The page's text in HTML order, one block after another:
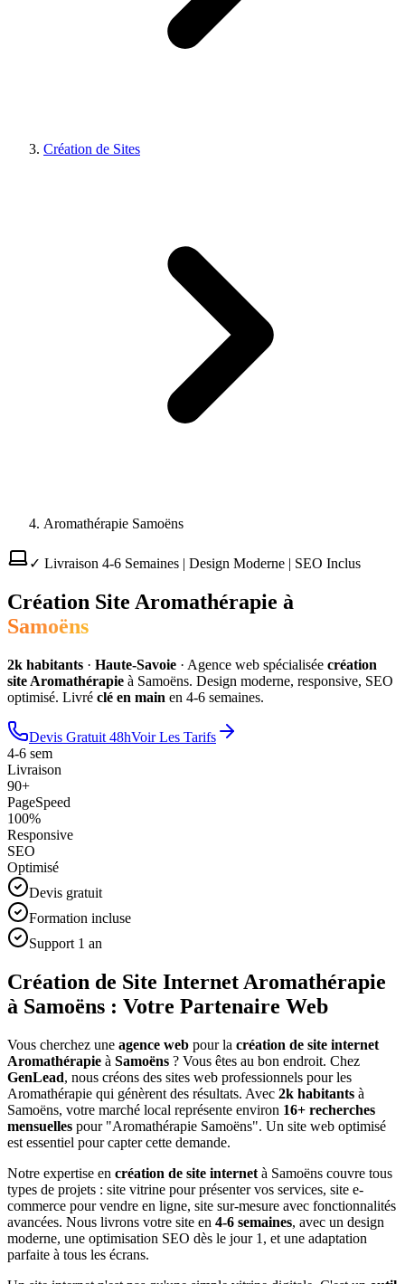
Création de Sites
Aromathérapie Samoëns
✓ Livraison 4-6 Semaines | Design Moderne | SEO Inclus
Création Site Aromathérapie à
Samoëns
2k habitants · Haute-Savoie · Agence web spécialisée création
site Aromathérapie à Samoëns. Design moderne, responsive, SEO
optimisé. Livré clé en main en 4-6 semaines.
Devis Gratuit 48hVoir Les Tarifs
4-6 sem
Livraison
90+
PageSpeed
100%
Responsive
SEO
Optimisé
Devis gratuit
Formation incluse
Support 1 an
Création de Site Internet Aromathérapie
à Samoëns : Votre Partenaire Web
Vous cherchez une agence web pour la création de site internet
Aromathérapie à Samoëns ? Vous êtes au bon endroit. Chez
GenLead, nous créons des sites web professionnels pour les
Aromathérapie qui génèrent des résultats. Avec 2k habitants à
Samoëns, votre marché local représente environ 16+ recherches
mensuelles pour "Aromathérapie Samoëns". Un site web optimisé
est essentiel pour capter cette demande.
Notre expertise en création de site internet à Samoëns couvre tous
types de projets : site vitrine pour présenter vos services, site e-
commerce pour vendre en ligne, site sur-mesure avec fonctionnalités
avancées. Nous livrons votre site en 4-6 semaines, avec un design
moderne, une optimisation SEO dès le jour 1, et une adaptation
parfaite à tous les écrans.